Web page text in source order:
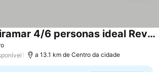
Pipa-Apart Miramar 4/6 personas ideal Reveillon
a 13.1 km de Centro da cidade